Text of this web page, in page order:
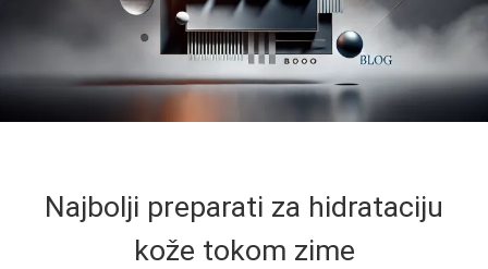
Najbolji preparati za hidrataciju
kože tokom zime